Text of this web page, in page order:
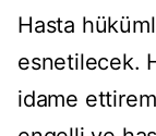
Hasta
esnetilecek.
idame